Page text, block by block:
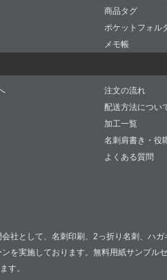
商品タグ
ポケットフォル
メモ帳
注文の流れ
配送方法につい
加工一覧
名刺肩書き・役
よくある質問
社として、名刺印刷、2っ折り名刺、ハ
を実施しております。無料用紙サンプル
す。